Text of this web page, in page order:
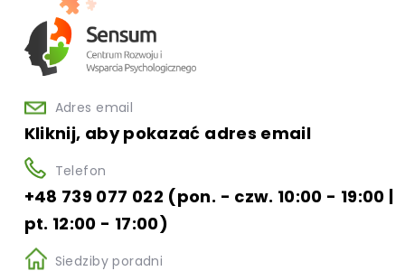
Adres email
Kliknij, aby pokazać adres email
Telefon
+48 739 077 022 (pon. - czw. 10:00 - 19:00 |
pt. 12:00 - 17:00)
Siedziby poradni